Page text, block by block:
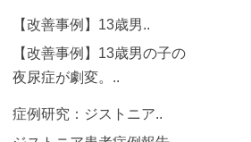
【改善事例】13歳男..
【改善事例】13歳男の子の
夜尿症が劇変。..
症例研究：ジストニア..